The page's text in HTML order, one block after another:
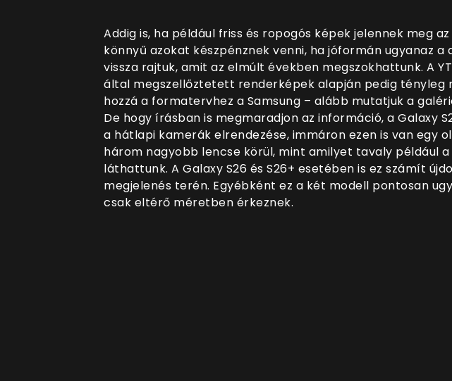
Addig is, ha például friss és ropogós képek jelennek meg
könnyű azokat készpénznek venni, ha jóformán ugyanaz a
vissza rajtuk, amit az elmúlt években megszokhattunk. A
által megszellőztetett renderképek alapján pedig tényleg
hozzá a formatervhez a Samsung – alább mutatjuk a
De hogy írásban is megmaradjon az információ, a Galaxy
a hátlapi kamerák elrendezése, immáron ezen is van egy
három nagyobb lencse körül, mint amilyet tavaly például a
láthattunk. A Galaxy S26 és S26+ esetében is ez számít
megjelenés terén. Egyébként ez a két modell pontosan
csak eltérő méretben érkeznek.